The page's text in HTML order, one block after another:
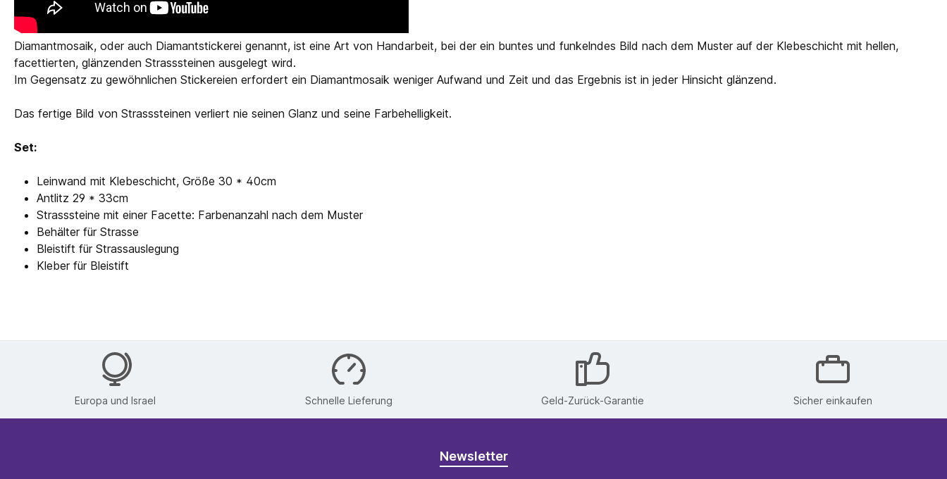
Diamantmosaik, oder auch Diamantstickerei genannt, ist eine Art von Handarbeit, bei der ein buntes und funkelndes Bild nach dem Muster auf der Klebeschicht mit hellen,
facettierten, glänzenden Strasssteinen ausgelegt wird.
Im Gegensatz zu gewöhnlichen Stickereien erfordert ein Diamantmosaik weniger Aufwand und Zeit und das Ergebnis ist in jeder Hinsicht glänzend.
Das fertige Bild von Strasssteinen verliert nie seinen Glanz und seine Farbehelligkeit.
Set:
Leinwand mit Klebeschicht, Größe 30 * 40cm
Antlitz 29 * 33cm
Strasssteine mit einer Facette: Farbenanzahl nach dem Muster
Behälter für Strasse
Bleistift für Strassauslegung
Kleber für Bleistift
Europa und Israel Schnelle Lieferung Geld-Zurück-Garantie Sicher einkaufen
Newsletter